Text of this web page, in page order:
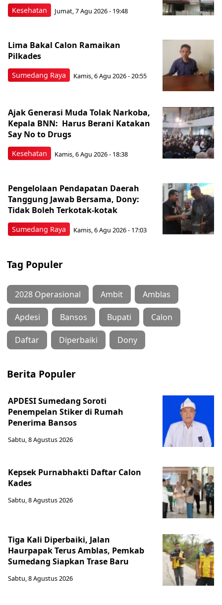
Kesehatan Jumat, 7 Agu 2026 - 19:48
Sumedang Raya
Lima Bakal Calon Ramaikan
Pilkades
Kamis, 6 Agu 2026 - 20:55
Kesehatan
Ajak Generasi Muda Tolak Narkoba,
Kepala BNN: Harus Berani Katakan
Say No to Drugs
Kamis, 6 Agu 2026 - 18:38
Sumedang Raya
Pengelolaan Pendapatan Daerah
Tanggung Jawab Bersama, Dony:
Tidak Boleh Terkotak-kotak
Kamis, 6 Agu 2026 - 17:03
Tag Populer
2028 Operasional Ambit Amblas
Apdesi Bansos Bupati Calon
Daftar Diperbaiki Dony
Berita Populer
APDESI Sumedang Soroti
Penempelan Stiker di Rumah
Penerima Bansos
Sabtu, 8 Agustus 2026
Kepsek Purnabhakti Daftar Calon
Kades
Sabtu, 8 Agustus 2026
Tiga Kali Diperbaiki, Jalan
Haurpapak Terus Amblas, Pemkab
Sumedang Siapkan Trase Baru
Sabtu, 8 Agustus 2026